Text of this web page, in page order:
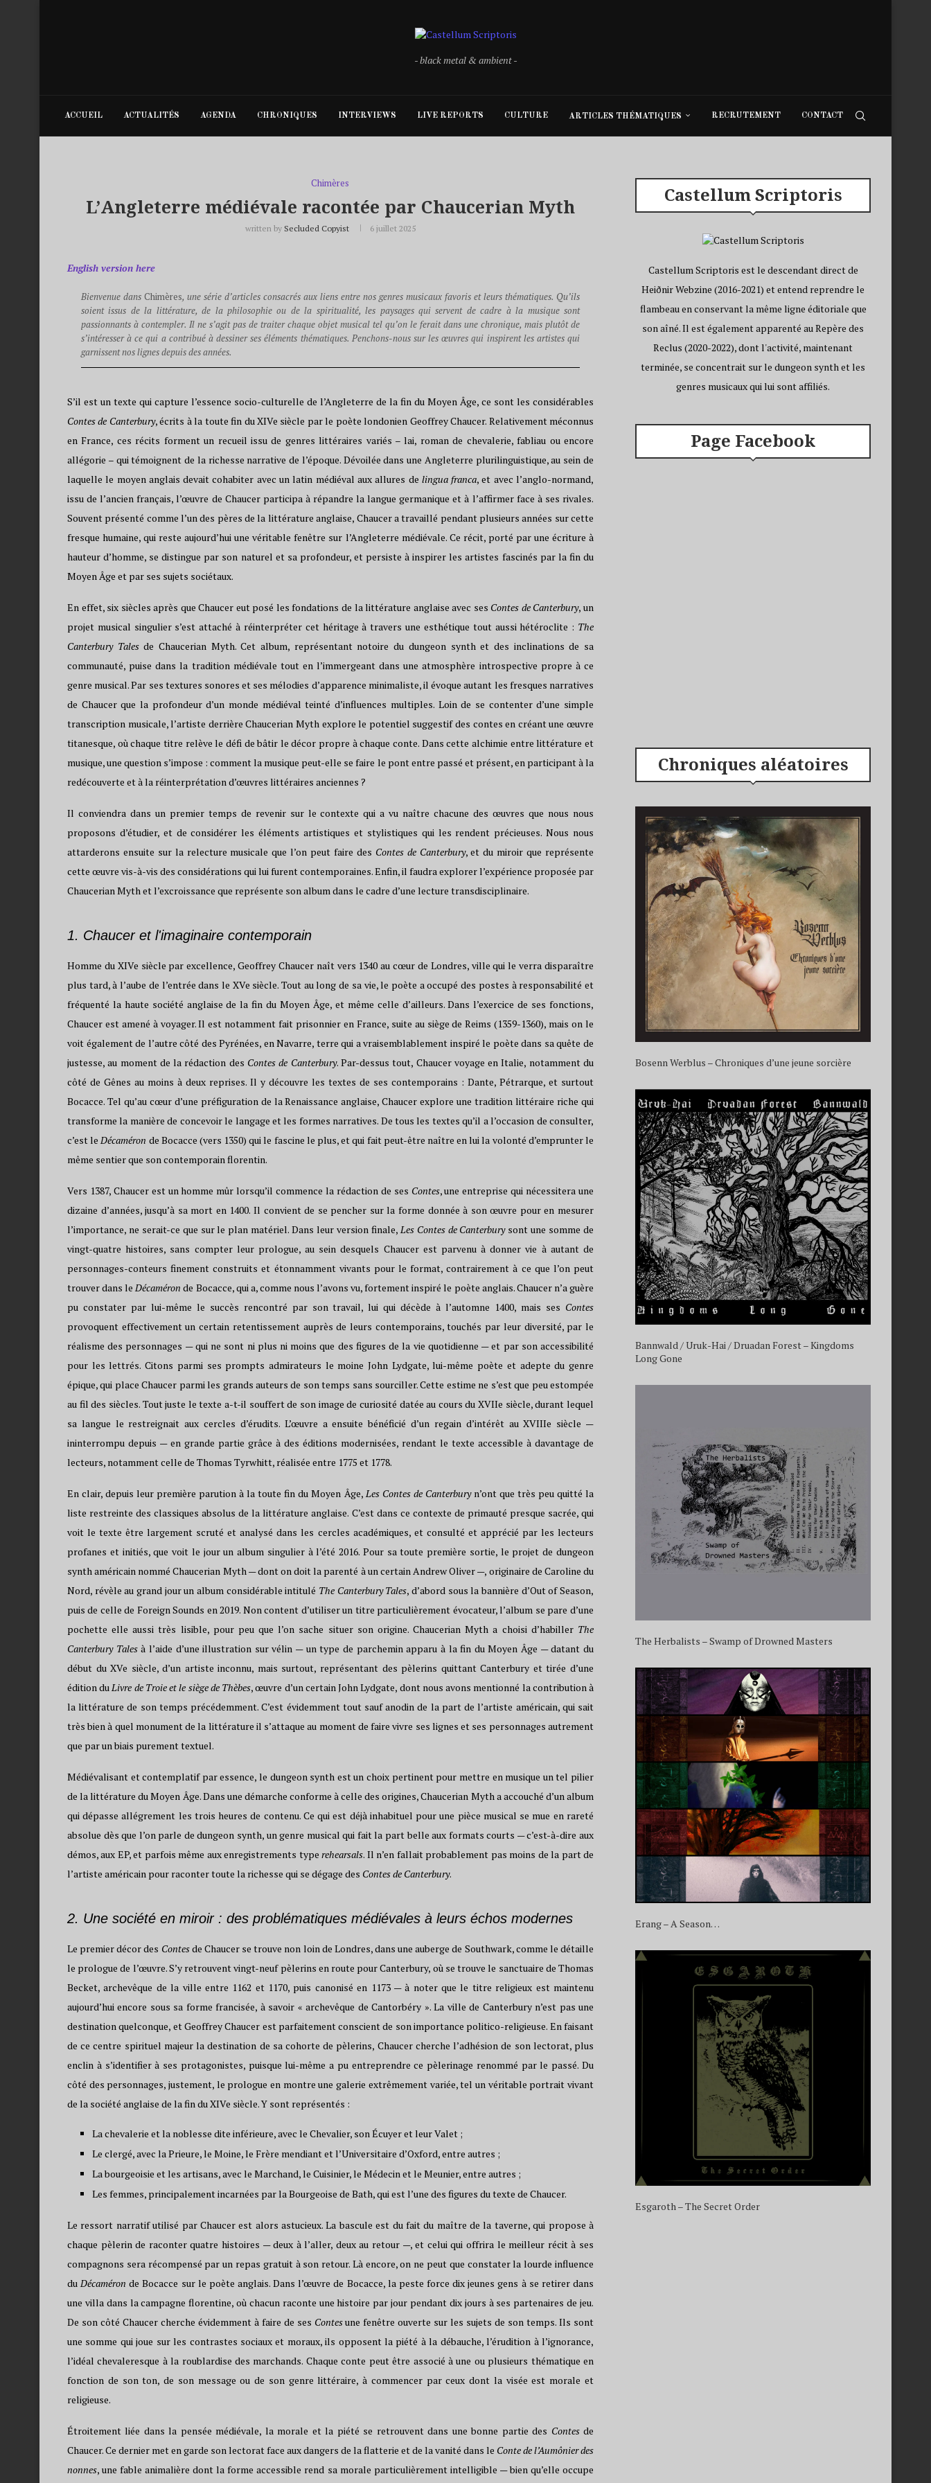
- black metal & ambient -
ACCUEIL ACTUALITÉS AGENDA CHRONIQUES INTERVIEWS LIVE REPORTS CULTURE ARTICLES THÉMATIQUES RECRUTEMENT CONTACT
Chimères
L’Angleterre médiévale racontée par Chaucerian Myth
written by Secluded Copyist 6 juillet 2025
English version here
Bienvenue dans Chimères, une série d’articles consacrés aux liens entre nos genres musicaux favoris et leurs thématiques. Qu’ils
soient issus de la littérature, de la philosophie ou de la spiritualité, les paysages qui servent de cadre à la musique sont
passionnants à contempler. Il ne s’agit pas de traiter chaque objet musical tel qu’on le ferait dans une chronique, mais plutôt de
s’intéresser à ce qui a contribué à dessiner ses éléments thématiques. Penchons-nous sur les œuvres qui inspirent les artistes qui
garnissent nos lignes depuis des années.
S’il est un texte qui capture l’essence socio-culturelle de l’Angleterre de la fin du Moyen Âge, ce sont les considérables
Contes de Canterbury, écrits à la toute fin du XIVe siècle par le poète londonien Geoffrey Chaucer. Relativement méconnus
en France, ces récits forment un recueil issu de genres littéraires variés – lai, roman de chevalerie, fabliau ou encore
allégorie – qui témoignent de la richesse narrative de l’époque. Dévoilée dans une Angleterre plurilinguistique, au sein de
laquelle le moyen anglais devait cohabiter avec un latin médiéval aux allures de lingua franca, et avec l’anglo-normand,
issu de l’ancien français, l’œuvre de Chaucer participa à répandre la langue germanique et à l’affirmer face à ses rivales.
Souvent présenté comme l’un des pères de la littérature anglaise, Chaucer a travaillé pendant plusieurs années sur cette
fresque humaine, qui reste aujourd’hui une véritable fenêtre sur l’Angleterre médiévale. Ce récit, porté par une écriture à
hauteur d’homme, se distingue par son naturel et sa profondeur, et persiste à inspirer les artistes fascinés par la fin du
Moyen Âge et par ses sujets sociétaux.
En effet, six siècles après que Chaucer eut posé les fondations de la littérature anglaise avec ses Contes de Canterbury, un
projet musical singulier s’est attaché à réinterpréter cet héritage à travers une esthétique tout aussi hétéroclite : The
Canterbury Talesde Chaucerian Myth. Cet album, représentant notoire du dungeon synth et des inclinations de sa
communauté, puise dans la tradition médiévale tout en l’immergeant dans une atmosphère introspective propre à ce
genre musical. Par ses textures sonores et ses mélodies d’apparence minimaliste, il évoque autant les fresques narratives
de Chaucer que la profondeur d’un monde médiéval teinté d’influences multiples. Loin de se contenter d’une simple
transcription musicale, l’artiste derrière Chaucerian Myth explore le potentiel suggestif des contes en créant une œuvre
titanesque, où chaque titre relève le défi de bâtir le décor propre à chaque conte. Dans cette alchimie entre littérature et
musique, une question s’impose : comment la musique peut-elle se faire le pont entre passé et présent, en participant à la
redécouverte et à la réinterprétation d’œuvres littéraires anciennes ?
Il conviendra dans un premier temps de revenir sur le contexte qui a vu naître chacune des œuvres que nous nous
proposons d’étudier, et de considérer les éléments artistiques et stylistiques qui les rendent précieuses. Nous nous
attarderons ensuite sur la relecture musicale que l’on peut faire des Contes de Canterbury, et du miroir que représente
cette œuvre vis-à-vis des considérations qui lui furent contemporaines. Enfin, il faudra explorer l’expérience proposée par
Chaucerian Myth et l’excroissance que représente son album dans le cadre d’une lecture transdisciplinaire.
1. Chaucer et l'imaginaire contemporain
Homme du XIVe siècle par excellence, Geoffrey Chaucer naît vers 1340 au cœur de Londres, ville qui le verra disparaître
plus tard, à l’aube de l’entrée dans le XVe siècle. Tout au long de sa vie, le poète a occupé des postes à responsabilité et
fréquenté la haute société anglaise de la fin du Moyen Âge, et même celle d’ailleurs. Dans l’exercice de ses fonctions,
Chaucer est amené à voyager. Il est notamment fait prisonnier en France, suite au siège de Reims (1359-1360), mais on le
voit également de l’autre côté des Pyrénées, en Navarre, terre qui a vraisemblablement inspiré le poète dans sa quête de
justesse, au moment de la rédaction des Contes de Canterbury. Par-dessus tout, Chaucer voyage en Italie, notamment du
côté de Gênes au moins à deux reprises. Il y découvre les textes de ses contemporains : Dante, Pétrarque, et surtout
Bocacce. Tel qu’au cœur d’une préfiguration de la Renaissance anglaise, Chaucer explore une tradition littéraire riche qui
transforme la manière de concevoir le langage et les formes narratives. De tous les textes qu’il a l’occasion de consulter,
c’est leDécaméron de Bocacce (vers 1350) qui le fascine le plus, et qui fait peut-être naître en lui la volonté d’emprunter le
même sentier que son contemporain florentin.
Vers 1387, Chaucer est un homme mûr lorsqu’il commence la rédaction de ses Contes, une entreprise qui nécessitera une
dizaine d’années, jusqu’à sa mort en 1400. Il convient de se pencher sur la forme donnée à son œuvre pour en mesurer
l’importance, ne serait-ce que sur le plan matériel. Dans leur version finale, Les Contes de Canterburysont une somme de
vingt-quatre histoires, sans compter leur prologue, au sein desquels Chaucer est parvenu à donner vie à autant de
personnages-conteurs finement construits et étonnamment vivants pour le format, contrairement à ce que l’on peut
trouver dans leDécaméron de Bocacce, qui a, comme nous l’avons vu, fortement inspiré le poète anglais. Chaucer n’a guère
pu constater par lui-même le succès rencontré par son travail, lui qui décède à l’automne 1400, mais ses Contes
provoquent effectivement un certain retentissement auprès de leurs contemporains, touchés par leur diversité, par le
réalisme des personnages — qui ne sont ni plus ni moins que des figures de la vie quotidienne — et par son accessibilité
pour les lettrés. Citons parmi ses prompts admirateurs le moine John Lydgate, lui-même poète et adepte du genre
épique, qui place Chaucer parmi les grands auteurs de son temps sans sourciller. Cette estime ne s’est que peu estompée
au fil des siècles. Tout juste le texte a-t-il souffert de son image de curiosité datée au cours du XVIIe siècle, durant lequel
sa langue le restreignait aux cercles d’érudits. L’œuvre a ensuite bénéficié d’un regain d’intérêt au XVIIIe siècle —
ininterrompu depuis — en grande partie grâce à des éditions modernisées, rendant le texte accessible à davantage de
lecteurs, notamment celle de Thomas Tyrwhitt, réalisée entre 1775 et 1778.
En clair, depuis leur première parution à la toute fin du Moyen Âge, Les Contes de Canterburyn’ont que très peu quitté la
liste restreinte des classiques absolus de la littérature anglaise. C’est dans ce contexte de primauté presque sacrée, qui
voit le texte être largement scruté et analysé dans les cercles académiques, et consulté et apprécié par les lecteurs
profanes et initiés, que voit le jour un album singulier à l’été 2016. Pour sa toute première sortie, le projet de dungeon
synth américain nommé Chaucerian Myth — dont on doit la parenté à un certain Andrew Oliver —, originaire de Caroline du
Nord, révèle au grand jour un album considérable intitulé The Canterbury Tales, d’abord sous la bannière d’Out of Season,
puis de celle de Foreign Sounds en 2019. Non content d’utiliser un titre particulièrement évocateur, l’album se pare d’une
pochette elle aussi très lisible, pour peu que l’on sache situer son origine. Chaucerian Myth a choisi d’habiller The
Canterbury Talesà l’aide d’une illustration sur vélin — un type de parchemin apparu à la fin du Moyen Âge — datant du
début du XVe siècle, d’un artiste inconnu, mais surtout, représentant des pèlerins quittant Canterbury et tirée d’une
édition duLivre de Troie et le siège de Thèbes, œuvre d’un certain John Lydgate, dont nous avons mentionné la contribution à
la littérature de son temps précédemment. C’est évidemment tout sauf anodin de la part de l’artiste américain, qui sait
très bien à quel monument de la littérature il s’attaque au moment de faire vivre ses lignes et ses personnages autrement
que par un biais purement textuel.
Médiévalisant et contemplatif par essence, le dungeon synth est un choix pertinent pour mettre en musique un tel pilier
de la littérature du Moyen Âge. Dans une démarche conforme à celle des origines, Chaucerian Myth a accouché d’un album
qui dépasse allégrement les trois heures de contenu. Ce qui est déjà inhabituel pour une pièce musical se mue en rareté
absolue dès que l’on parle de dungeon synth, un genre musical qui fait la part belle aux formats courts — c’est-à-dire aux
démos, aux EP, et parfois même aux enregistrements typerehearsals. Il n’en fallait probablement pas moins de la part de
l’artiste américain pour raconter toute la richesse qui se dégage des Contes de Canterbury.
2. Une société en miroir : des problématiques médiévales à leurs échos modernes
Le premier décor des Contesde Chaucer se trouve non loin de Londres, dans une auberge de Southwark, comme le détaille
le prologue de l’œuvre. S’y retrouvent vingt-neuf pèlerins en route pour Canterbury, où se trouve le sanctuaire de Thomas
Becket, archevêque de la ville entre 1162 et 1170, puis canonisé en 1173 — à noter que le titre religieux est maintenu
aujourd’hui encore sous sa forme francisée, à savoir « archevêque de Cantorbéry ». La ville de Canterbury n’est pas une
destination quelconque, et Geoffrey Chaucer est parfaitement conscient de son importance politico-religieuse. En faisant
de ce centre spirituel majeur la destination de sa cohorte de pèlerins, Chaucer cherche l’adhésion de son lectorat, plus
enclin à s’identifier à ses protagonistes, puisque lui-même a pu entreprendre ce pèlerinage renommé par le passé. Du
côté des personnages, justement, le prologue en montre une galerie extrêmement variée, tel un véritable portrait vivant
de la société anglaise de la fin du XIVe siècle. Y sont représentés :
La chevalerie et la noblesse dite inférieure, avec le Chevalier, son Écuyer et leur Valet ;
Le clergé, avec la Prieure, le Moine, le Frère mendiant et l’Universitaire d’Oxford, entre autres ;
La bourgeoisie et les artisans, avec le Marchand, le Cuisinier, le Médecin et le Meunier, entre autres ;
Les femmes, principalement incarnées par la Bourgeoise de Bath, qui est l’une des figures du texte de Chaucer.
Le ressort narratif utilisé par Chaucer est alors astucieux. La bascule est du fait du maître de la taverne, qui propose à
chaque pèlerin de raconter quatre histoires — deux à l’aller, deux au retour —, et celui qui offrira le meilleur récit à ses
compagnons sera récompensé par un repas gratuit à son retour. Là encore, on ne peut que constater la lourde influence
duDécaméron de Bocacce sur le poète anglais. Dans l’œuvre de Bocacce, la peste force dix jeunes gens à se retirer dans
une villa dans la campagne florentine, où chacun raconte une histoire par jour pendant dix jours à ses partenaires de jeu.
De son côté Chaucer cherche évidemment à faire de ses Contesune fenêtre ouverte sur les sujets de son temps. Ils sont
une somme qui joue sur les contrastes sociaux et moraux, ils opposent la piété à la débauche, l’érudition à l’ignorance,
l’idéal chevaleresque à la roublardise des marchands. Chaque conte peut être associé à une ou plusieurs thématique en
fonction de son ton, de son message ou de son genre littéraire, à commencer par ceux dont la visée est morale et
religieuse.
Étroitement liée dans la pensée médiévale, la morale et la piété se retrouvent dans une bonne partie des Contesde
Chaucer. Ce dernier met en garde son lectorat face aux dangers de la flatterie et de la vanité dans le Conte de l’Aumônier des
nonnes, une fable animalière dont la forme accessible rend sa morale particulièrement intelligible — bien qu’elle occupe
Castellum Scriptoris
Castellum Scriptoris est le descendant direct de
Heiðnir Webzine (2016-2021) et entend reprendre le
flambeau en conservant la même ligne éditoriale que
son aîné. Il est également apparenté au Repère des
Reclus (2020-2022), dont l'activité, maintenant
terminée, se concentrait sur le dungeon synth et les
genres musicaux qui lui sont affiliés.
Page Facebook
Chroniques aléatoires
Bosenn Werblus – Chroniques d’une jeune sorcière
Bannwald / Uruk-Hai / Druadan Forest – Kingdoms
Long Gone
The Herbalists – Swamp of Drowned Masters
Erang – A Season…
Esgaroth – The Secret Order